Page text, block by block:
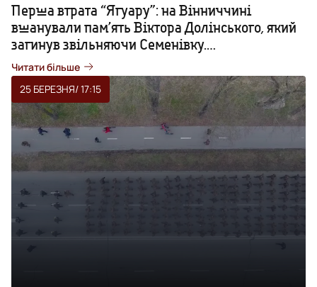
Перша втрата “Ягуару”: на Вінниччині
вшанували пам’ять Віктора Долінського, який
загинув звільняючи Семенівку.
ФОТОРЕПОРТАЖ
Читати більше
25 БЕРЕЗНЯ/ 17:15